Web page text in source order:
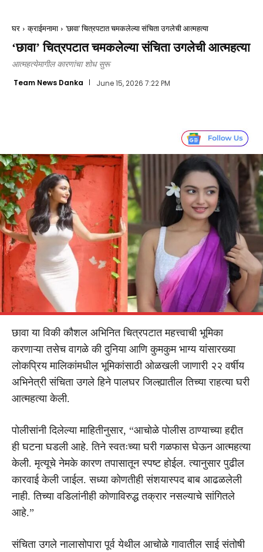
घर क्राईमनामा 'छावा' चित्रपटात चमकलेल्या संचिता उगलेची आत्महत्या
‘छावा’ चित्रपटात चमकलेल्या संचिता उगलेची आत्महत्या
आत्महत्येमागील कारणांचा शोध सुरू
Team News Danka June 15, 2026 7:22 PM
छावा या विकी कौशल अभिनित चित्रपटात महत्त्वाची भूमिका
करणाऱ्या तसेच वागळे की दुनिया आणि कुमकुम भाग्य यांसारख्या
लोकप्रिय मालिकांमधील भूमिकांसाठी ओळखली जाणारी २२ वर्षीय
अभिनेत्री संचिता उगले हिने पालघर जिल्ह्यातील तिच्या राहत्या घरी
आत्महत्या केली.
पोलीसांनी दिलेल्या माहितीनुसार, “आचोळे पोलीस ठाण्याच्या हद्दीत
ही घटना घडली आहे. तिने स्वतःच्या घरी गळफास घेऊन आत्महत्या
केली. मृत्यूचे नेमके कारण तपासातून स्पष्ट होईल. त्यानुसार पुढील
कारवाई केली जाईल. सध्या कोणतीही संशयास्पद बाब आढळलेली
नाही. तिच्या वडिलांनीही कोणाविरुद्ध तक्रार नसल्याचे सांगितले
आहे.”
संचिता उगले नालासोपारा पूर्व येथील आचोळे गावातील साई संतोषी